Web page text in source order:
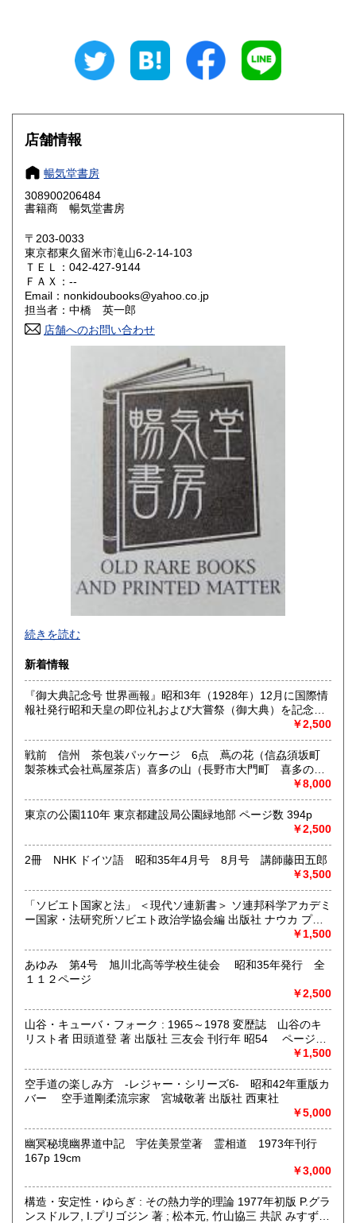
180円 三重県
大阪府
奈良県
鳥取県
岡山県
山口県 180円
香川県 180円 愛媛県
高知県
180円 長崎県
180円 大分県
180円 鹿児島県
180円
店舗情報
暢気堂書房
308900206484
書籍商 暢気堂書房
〒203-0033
東京都東久留米市滝山6-2-14-103
ＴＥＬ：042-427-9144
ＦＡＸ：--
Email：nonkidoubooks@yahoo.co.jp
担当者：中橋 英一郎
店舗へのお問い合わせ
最寄駅：花小金井
営業時間：10:00〜18:00
定休日：不定休
古本・骨董品の出張買取のお申込み・ご予約は、お電話・ま
たはメールにて承っております。 お気軽にお問合わせくださ
出張費は無料です。旧家、蔵のあるお宅、昭和40年以前の古
いお宅の買取は、遠方でも大歓迎です。
取り扱い分野
社会科学、美術工芸、古典籍、近代文献、外国書
続きを読む
新着情報
『御大典記念号 世界画報』昭和3年（1928年）12月に国際情
報社発行昭和天皇の即位礼および大嘗祭（御大典）を記念す
るグラフ雑誌の臨時増刊号です。当時の儀式の様子や関連行
事を写した貴重な写真や解説が多数収録されています。
￥2,500
戦前 信州 茶包装パッケージ 6点 蔦の花（信劦須坂町
製茶株式会社蔦屋茶店）喜多の山（長野市大門町 喜多の園
本店）西沢園（長野県中堅町 西澤園本舗）梅の花（信州須
坂市梅の園茶店）奈良此園（信州中野町 西澤茶舗）美泉瀧
（信州長野市新町 茶間屋美濃久商店）瀧の音（信濃吉田本
￥8,000
東京の公園110年 東京都建設局公園緑地部 ページ数 394p
￥2,500
2冊 NHK ドイツ語 昭和35年4月号 8月号 講師藤田五郎
￥3,500
「ソビエト国家と法」 ＜現代ソ連新書＞ ソ連邦科学アカデミ
ー国家・法研究所ソビエト政治学協会編 出版社 ナウカ プロ
￥1,500
あゆみ 第4号 旭川北高等学校生徒会 昭和35年発行 全
１１２ページ
￥2,500
山谷・キューバ・フォーク : 1965～1978 変歴誌 山谷のキ
リスト者 田頭道登 著 出版社 三友会 刊行年 昭54 ページ数
￥1,500
空手道の楽しみ方 -レジャー・シリーズ6- 昭和42年重版カ
バー 空手道剛柔流宗家 宮城敬著 出版社 西東社
￥5,000
幽冥秘境幽界道中記 宇佐美景堂著 霊相道 1973年刊行
167p 19cm
￥3,000
構造・安定性・ゆらぎ : その熱力学的理論 1977年初版 P.グラ
ンスドルフ, I.プリゴジン 著 ; 松本元, 竹山協三 共訳 みすず書